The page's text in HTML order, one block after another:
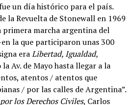
un día histórico para el país.
la Revuelta de Stonewall en 1969
primera marcha argentina del
la que participaron unas 300
eraLibertad, Igualdad,
Av. de Mayo hasta llegar a la
atentos / atentos que
/ por las calles de Argentina”.
los Derechos Civiles, Carlos